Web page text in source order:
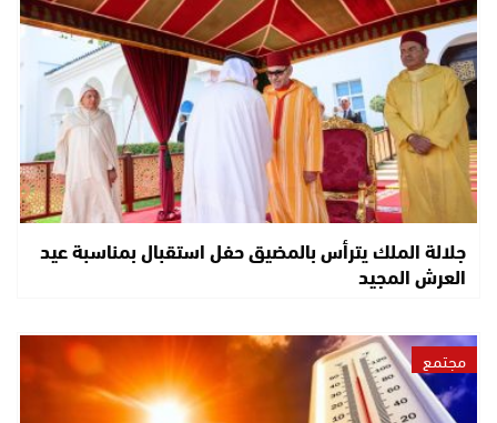
جلالة الملك يترأس بالمضيق حفل استقبال بمناسبة عيد
العرش المجيد
مجتمع